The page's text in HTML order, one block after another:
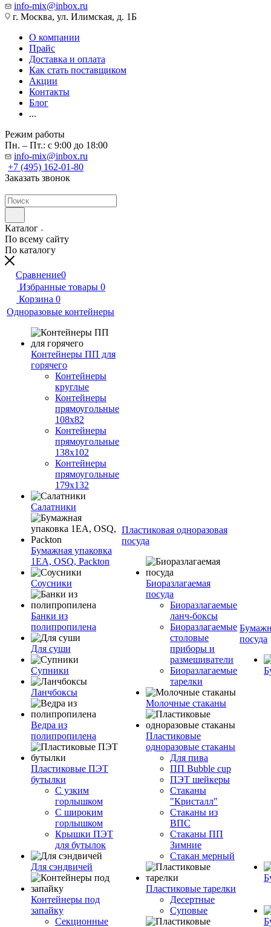
info-mix@inbox.ru
г. Москва, ул. Илимская, д. 1Б
О компании
Прайс
Доставка и оплата
Как стать поставщиком
Акции
Контакты
Блог
...
Режим работы
Пн. – Пт.: с 9:00 до 18:00
info-mix@inbox.ru
+7 (495) 162-01-80
Заказать звонок
Каталог
По всему сайту
По каталогу
Сравнение0
Избранные товары 0
Корзина 0
Одноразовые контейнеры
Контейнеры ПП для
горячего
Контейнеры
круглые
Контейнеры
прямоугольные
108х82
Контейнеры
прямоугольные
138х102
Контейнеры
прямоугольные
179х132
Салатники
Бумажная упаковка
1ЕА, OSQ, Packton
Соусники
Банки из
полипропилена
Для суши
Супники
Ланчбоксы
Ведра из
полипропилена
Пластиковые ПЭТ
бутылки
С узким
горлышком
С широким
горлышком
Крышки ПЭТ
для бутылок
Для сэндвичей
Контейнеры под
запайку
Секционные
Пластиковая одноразовая
посуда
Биоразлагаемая
посуда
Биоразлагаемые
ланч-боксы
Биоразлагаемые
столовые
приборы и
размешиватели
Биоразлагаемые
тарелки
Молочные стаканы
Пластиковые
одноразовые стаканы
Для пива
ПП Bubble cup
ПЭТ шейкеры
Стаканы
"Кристалл"
Стаканы из
ВПС
Стаканы ПП
Зимние
Стакан мерный
Пластиковые тарелки
Десертные
Суповые
посуда